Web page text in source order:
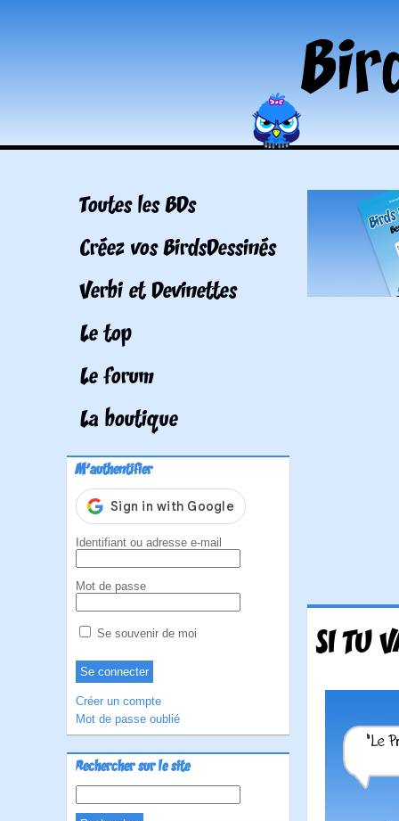
Toutes les BDs
Créez vos BirdsDessinés
Verbi et Devinettes
Le top
Le forum
La boutique
M'authentifier
Identifiant ou adresse e-mail
Mot de passe
Se souvenir de moi
Créer un compte
Mot de passe oublié
Rechercher sur le site
SI TU